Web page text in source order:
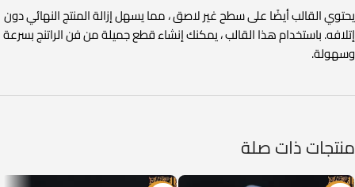
يحتوي القالب أيضًا على سطح غير لاصق ، مما يسهل إزالة المنتج النهائي دون
إتلافه. باستخدام هذا القالب ، يمكنك إنشاء قطع جميلة من فن الراتنج بسرعة
وسهولة.
منتجات ذات صلة